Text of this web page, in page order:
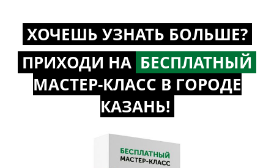
ХОЧЕШЬ УЗНАТЬ БОЛЬШЕ?
ПРИХОДИ НА БЕСПЛАТНЫЙ
МАСТЕР-КЛАСС В ГОРОДЕ
КАЗАНЬ!